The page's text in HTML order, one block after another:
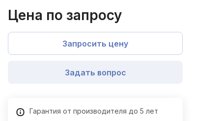
Цена по запросу
Запросить цену
Задать вопрос
Гарантия от производителя до 5 лет